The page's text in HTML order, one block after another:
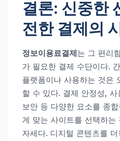
결론: 신중한
전한 결제의
정보이용료결제는 그 편리
가 필요한 결제 수단이다.
플랫폼이나 사용하는 것은
할 수 있다. 결제 안정성,
보안 등 다양한 요소를 종
게 맞는 사이트를 선택하는
자세다. 디지털 콘텐츠를